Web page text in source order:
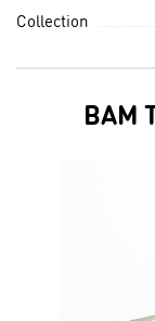
Collection
ВАМ